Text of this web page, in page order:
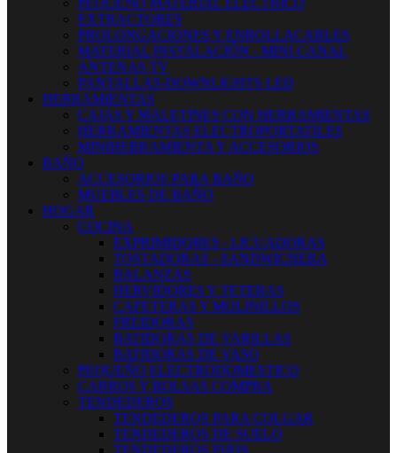
PEQUEÑO MATERIAL ELECTRICO
EXTRACTORES
PROLONGACIONES Y ENROLLACABLES
MATERIAL INSTALACIÓN - MINI CANAL
ANTENAS TV
PANTALLAS-DOWNLIGHTS LED
HERRAMIENTAS
CAJAS Y MALETINES CON HERRAMIENTAS
HERRAMIENTAS ELECTROPORTATILES
MINIHERRAMIENTA Y ACCESORIOS
BAÑO
ACCESORIOS PARA BAÑO
MUEBLES DE BAÑO
HOGAR
COCINA
EXPRIMIDORES - LICUADORAS
TOSTADORAS - SANDWICHERA
BALANZAS
HERVIDORES Y TETERAS
CAFETERAS Y MOLINILLOS
FREIDORAS
BATIDORAS DE VARILLAS
BATIDORAS DE VASO
PEQUEÑO ELECTRODOMESTICO
CARROS Y BOLSAS COMPRA
TENDEDEROS
TENDEDEROS PARA COLGAR
TENDEDEROS DE SUELO
TENDEDEROS FIJOS